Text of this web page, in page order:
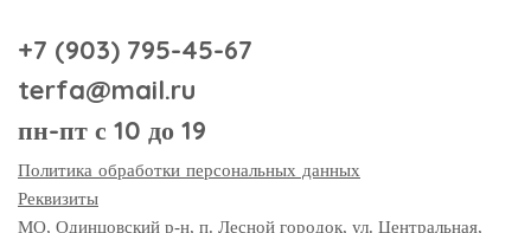
+7 (903) 795-45-67
terfa@mail.ru
пн-пт с 10 до 19
Политика обработки персональных данных
Реквизиты
МО, Одинцовский р-н, п. Лесной городок, ул. Центральная,